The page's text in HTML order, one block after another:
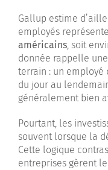
Gallup estime
employés
américains, soit
donnée rappelle
terrain : un employé
du jour au
généralement bien
Pourtant, les
souvent lorsque la
Cette logique
entreprises gèrent